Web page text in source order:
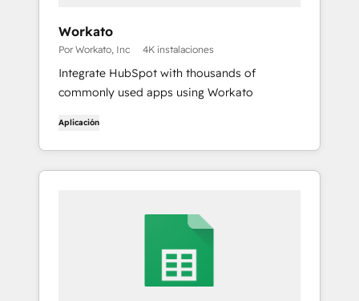
Workato
Por Workato, Inc 4K instalaciones
Integrate HubSpot with thousands of
commonly used apps using Workato
Aplicación